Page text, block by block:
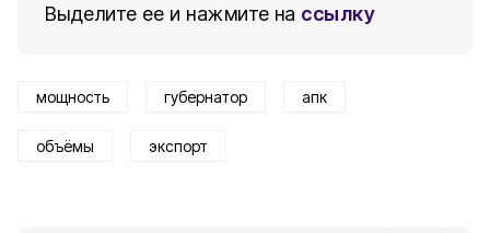
Выделите ее и нажмите на ссылку
мощность губернатор апк
объёмы экспорт